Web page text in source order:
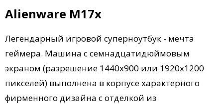
Alienware M17x
Легендарный игровой суперноутбук - мечта
геймера. Машина с семнадцатидюймовым
экраном (разрешение 1440х900 или 1920х1200
пикселей) выполнена в корпусе характерного
фирменного дизайна с отделкой из